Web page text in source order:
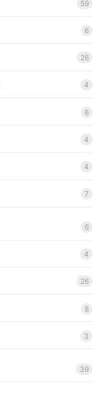
59
6
26
4
6
4
4
7
6
4
26
8
3
39